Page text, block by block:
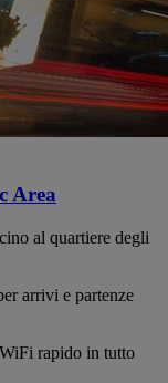
Area
al quartiere degli
arrivi e partenze
rapido in tutto